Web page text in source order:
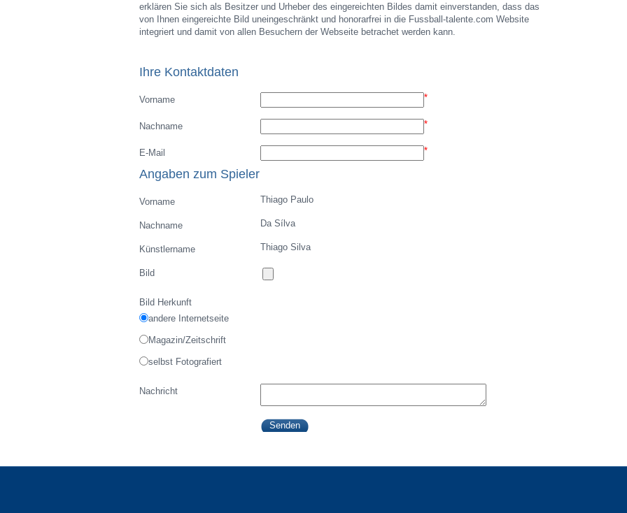
erklären Sie sich als Besitzer und Urheber des eingereichten Bildes damit einverstanden, dass das
von Ihnen eingereichte Bild uneingeschränkt und honorarfrei in die Fussball-talente.com Website
integriert und damit von allen Besuchern der Webseite betrachet werden kann.
Ihre Kontaktdaten
Vorname *
Nachname *
E-Mail *
Angaben zum Spieler
Vorname Thiago Paulo
Nachname Da Sílva
Künstlername Thiago Silva
Bild
Bild Herkunft
andere Internetseite
Magazin/Zeitschrift
selbst Fotografiert
Nachricht